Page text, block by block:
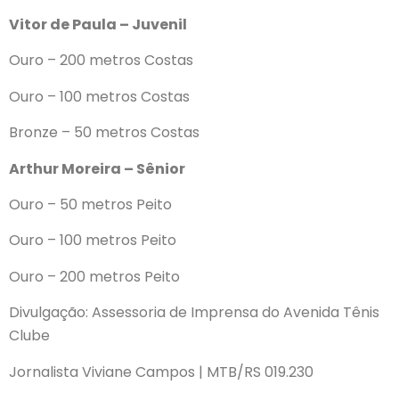
Vitor de Paula – Juvenil
Ouro – 200 metros Costas
Ouro – 100 metros Costas
Bronze – 50 metros Costas
Arthur Moreira – Sênior
Ouro – 50 metros Peito
Ouro – 100 metros Peito
Ouro – 200 metros Peito
Divulgação: Assessoria de Imprensa do Avenida Tênis
Clube
Jornalista Viviane Campos | MTB/RS 019.230